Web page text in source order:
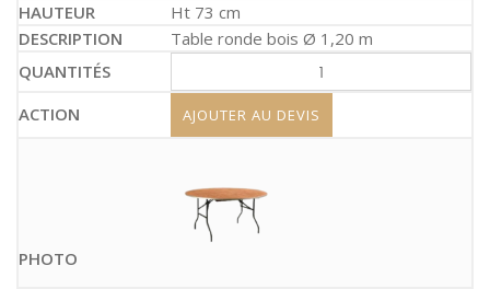
Ht 73 cm
Table ronde bois Ø 1,20 m
AJOUTER AU DEVIS